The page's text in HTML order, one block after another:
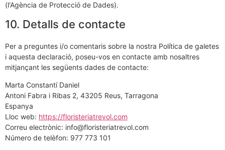
(l'Agència de Protecció de Dades).
10. Detalls de contacte
Per a preguntes i/o comentaris sobre la nostra Política de galetes
i aquesta declaració, poseu-vos en contacte amb nosaltres
mitjançant les següents dades de contacte:
Marta Constantí Daniel
Antoni Fabra i Ribas 2, 43205 Reus, Tarragona
Espanya
Lloc web: https://floristeriatrevol.com
Correu electrònic: info@floristeriatrevol.com
Número de telèfon: 977 773 101